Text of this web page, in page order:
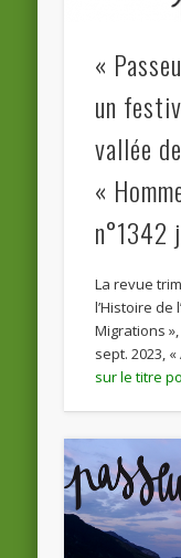
«
un
vallée
«
La revue
l’Histoire de
Migrations
sept. 2023,